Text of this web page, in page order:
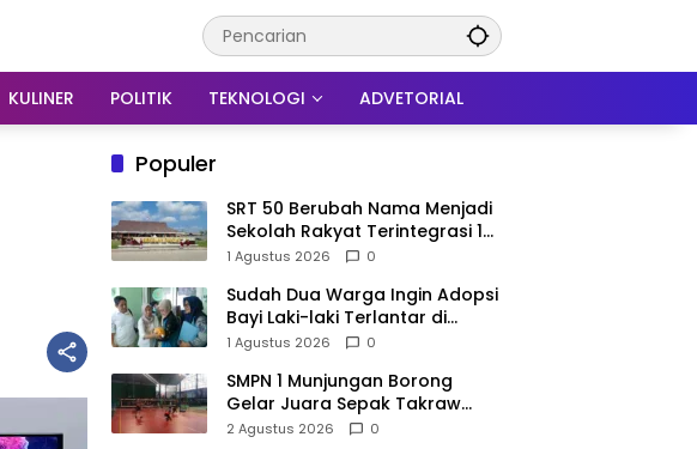
KULINER POLITIK TEKNOLOGI ADVETORIAL
Populer
SRT 50 Berubah Nama Menjadi
Sekolah Rakyat Terintegrasi 1
Trenggalek, Nomenklatur
1 Agustus 2026 0
Sudah Dua Warga Ingin Adopsi
Bayi Laki-laki Terlantar di
Trenggalek, Proses Tunggu
1 Agustus 2026 0
SMPN 1 Munjungan Borong
Gelar Juara Sepak Takraw
PHBN Trenggalek 2026, Jadi
2 Agustus 2026 0